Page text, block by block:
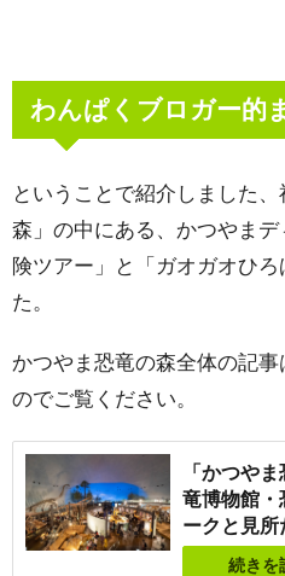
わんぱくブロガー的
ということで紹介しました
森」の中にある、かつやま
険ツアー」と「ガオガオひ
た。
かつやま恐竜の森全体の記
のでご覧ください。
「かつや
竜博物館・
ークと見所
続きを